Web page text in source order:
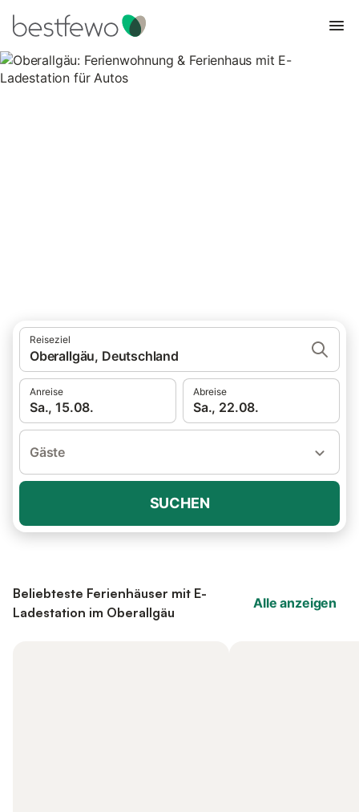
Reiseziel
Oberallgäu, Deutschland
Anreise
Sa., 15.08.
Abreise
Sa., 22.08.
Gäste
SUCHEN
Beliebteste Ferienhäuser mit E-
Ladestation im Oberallgäu
Alle anzeigen